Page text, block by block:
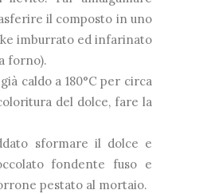
il composto in uno
imburrato ed infarinato
forno).
caldo a 180°C per circa
del dolce, fare la
sformare il dolce e
fondente fuso e
pestato al mortaio.